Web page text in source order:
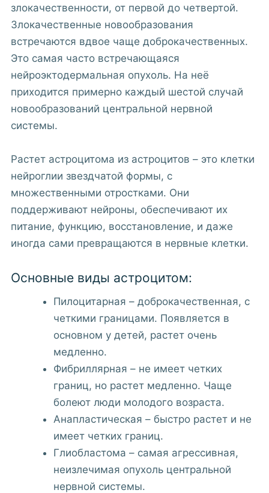
злокачественности, от первой до четвертой.
Злокачественные новообразования
встречаются вдвое чаще доброкачественных.
Это самая часто встречающаяся
нейроэктодермальная опухоль. На неё
приходится примерно каждый шестой случай
новообразований центральной нервной
системы.
Растет астроцитома из астроцитов – это клетки
нейроглии звездчатой формы, с
множественными отростками. Они
поддерживают нейроны, обеспечивают их
питание, функцию, восстановление, и даже
иногда сами превращаются в нервные клетки.
Основные виды астроцитом:
Пилоцитарная – доброкачественная, с
четкими границами. Появляется в
основном у детей, растет очень
медленно.
Фибриллярная – не имеет четких
границ, но растет медленно. Чаще
болеют люди молодого возраста.
Анапластическая – быстро растет и не
имеет четких границ.
Глиобластома – самая агрессивная,
неизлечимая опухоль центральной
нервной системы.